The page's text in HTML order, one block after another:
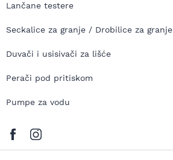
Lančane testere
Seckalice za granje / Drobilice za granje
Duvači i usisivači za lišće
Perači pod pritiskom
Pumpe za vodu